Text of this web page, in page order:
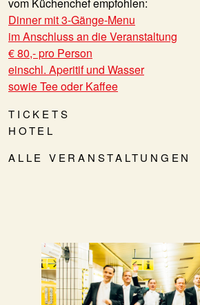
Dinner mit 3-Gänge-Menu
im Anschluss an die Veranstaltung
€ 80,- pro Person
einschl. Aperitif und Wasser
sowie Tee oder Kaffee
TICKETS
HOTEL
ALLE VERANSTALTUNGEN